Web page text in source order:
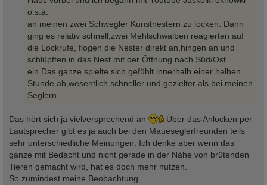
o.s.ä.
an meinen zwei Schwegler Kunstnestern zu locken. Dann
ging es relativ schnell,zwei Mehlschwalben reagierten auf
die Lockrufe, flogen die Nester direkt an,hingen an und
schlüpften in das Nest mit der Öffnung nach Süd/Ost
ein.Das ganze spielte sich gefühlt innerhalb einer halben
Stunde ab,wesentlich schneller und gezielter als bei meinen
Seglern.
Das hört sich ja vielversprechend an
Über das Anlocken per
Lautsprecher gibt es ja auch bei den Maueseglerfreunden teils
sehr unterschiedliche Meinungen. Ich denke aber wenn das
ganze mit Bedacht und nicht gerade in der Nähe von brütenden
Tieren gemacht wird, hat es doch mehr nutzen.
So zumindest meine Beobachtung.